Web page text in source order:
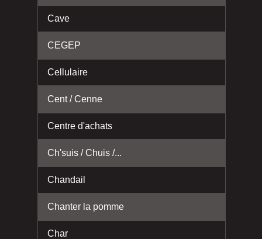
Cave
CEGEP
Cellulaire
Cent / Cenne
Centre d'achats
Ch'suis / Chuis /...
Chandail
Chanter la pomme
Char